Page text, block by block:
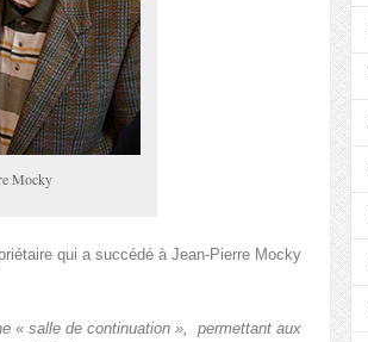
Mocky
qui a succédé à Jean-Pierre Mocky
« salle de continuation », permettant aux